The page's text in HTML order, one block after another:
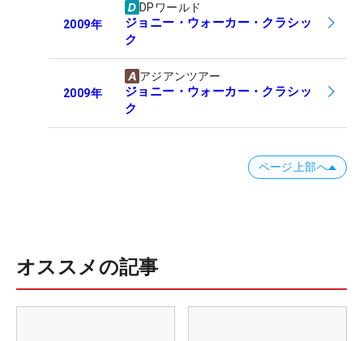
2009年
DPワールド
ジョニー・ウォーカー・クラシッ
ク
2009年
アジアンツアー
ジョニー・ウォーカー・クラシッ
ク
ページ上部へ
オススメの記事